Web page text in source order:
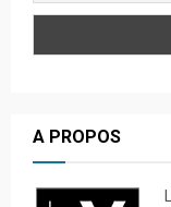
A PROPOS